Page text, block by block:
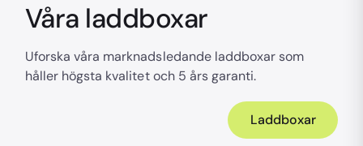
Våra laddboxar
Uforska våra marknadsledande laddboxar som
håller högsta kvalitet och 5 års garanti.
Laddboxar